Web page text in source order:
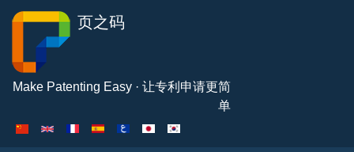
页之码
Make Patenting Easy · 让专利申请更简
单